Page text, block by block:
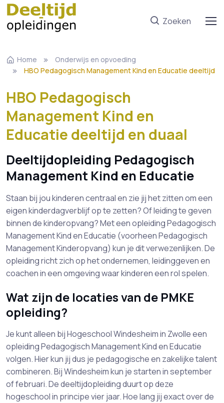
Zoeken
Home
Onderwijs en opvoeding
HBO Pedagogisch Management Kind en Educatie deeltijd
HBO Pedagogisch
Management Kind en
Educatie deeltijd en duaal
Deeltijdopleiding Pedagogisch
Management Kind en Educatie
Staan bij jou kinderen centraal en zie jij het zitten om een
eigen kinderdagverblijf op te zetten? Of leiding te geven
binnen de kinderopvang? Met een opleiding Pedagogisch
Management Kind en Educatie (voorheen Pedagogisch
Management Kinderopvang) kun je dit verwezenlijken. De
opleiding richt zich op het ondernemen, leidinggeven en
coachen in een omgeving waar kinderen een rol spelen.
Wat zijn de locaties van de PMKE
opleiding?
Je kunt alleen bij Hogeschool Windesheim in Zwolle een
opleiding Pedagogisch Management Kind en Educatie
volgen. Hier kun jij dus je pedagogische en zakelijke talent
combineren. Bij Windesheim kun je starten in september
of februari. De deeltijdopleiding duurt op deze
hogeschool in principe vier jaar. Hoe lang jij exact over de